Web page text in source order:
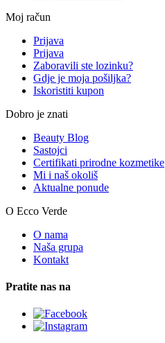
Moj račun
Prijava
Prijava
Zaboravili ste lozinku?
Gdje je moja pošiljka?
Iskoristiti kupon
Dobro je znati
Beauty Blog
Sastojci
Certifikati prirodne kozmetike
Mi i naš okoliš
Aktualne ponude
O Ecco Verde
O nama
Naša grupa
Kontakt
Pratite nas na